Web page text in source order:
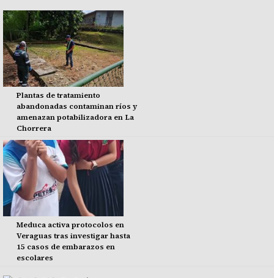
Plantas de tratamiento
abandonadas contaminan ríos y
amenazan potabilizadora en La
Chorrera
Meduca activa protocolos en
Veraguas tras investigar hasta
15 casos de embarazos en
escolares